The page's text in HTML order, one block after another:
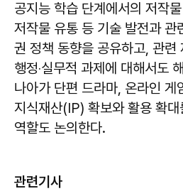
공지능 학습 단계에서의 저작
저작물 유통 등 기술 발전과 관
권 정책 동향을 공유하고, 관련
행정‧실무적 과제에 대해서도
나아가 단편 드라마, 온라인 게
지식재산(IP) 확보와 활용 확
역할도 논의한다.
관련기사